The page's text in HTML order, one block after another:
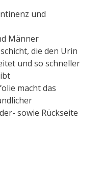
und
Männer
die den Urin
und so schneller
macht das
sowie Rückseite